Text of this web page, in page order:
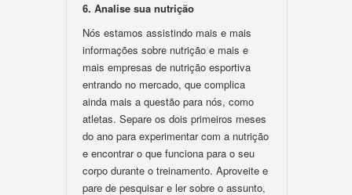
6. Analise sua nutrição
Nós estamos assistindo mais e mais
informações sobre nutrição e mais e
mais empresas de nutrição esportiva
entrando no mercado, que complica
ainda mais a questão para nós, como
atletas. Separe os dois primeiros meses
do ano para experimentar com a nutrição
e encontrar o que funciona para o seu
corpo durante o treinamento. Aproveite e
pare de pesquisar e ler sobre o assunto,